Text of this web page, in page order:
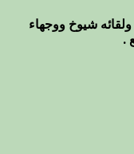
شيوخ ووجهاء
.